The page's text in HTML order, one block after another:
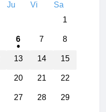
Ju Vi
Sa
1
6 7 8
13 14 15
20 21 22
27 28 29